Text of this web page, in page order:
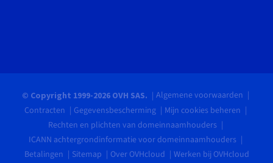
© Copyright 1999-2026 OVH SAS.
Algemene voorwaarden
Contracten
Gegevensbescherming
Mijn cookies beheren
Rechten en plichten van domeinnaamhouders
ICANN achtergrondinformatie voor domeinnaamhouders
Betalingen
Sitemap Over OVHcloud Werken bij OVHcloud